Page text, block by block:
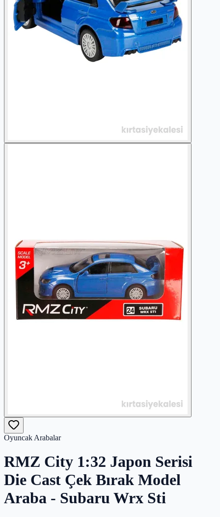
Oyuncak Arabalar
RMZ City 1:32 Japon Serisi
Die Cast Çek Bırak Model
Araba - Subaru Wrx Sti